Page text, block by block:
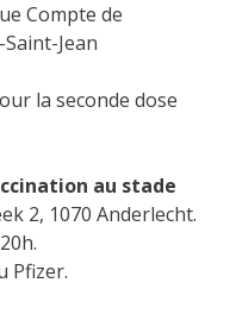
Compte de
Jean
la seconde dose
au stade
2, 1070 Anderlecht.
Pfizer.